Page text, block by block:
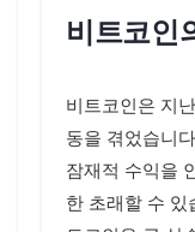
비트코인
비트코인은 지
동을 겪었습니
잠재적 수익을
한 초래할 수 있